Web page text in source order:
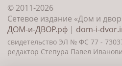
© 2011-2026
Сетевое издание «Дом и
ДОМ-и-ДВОР.рф | dom-i-
свидетельство ЭЛ № ФС 77 -
редактор Степура Павел